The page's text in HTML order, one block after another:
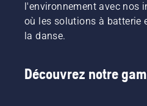
l'environnement avec nos
où les solutions à batterie
la danse.
Découvrez notre